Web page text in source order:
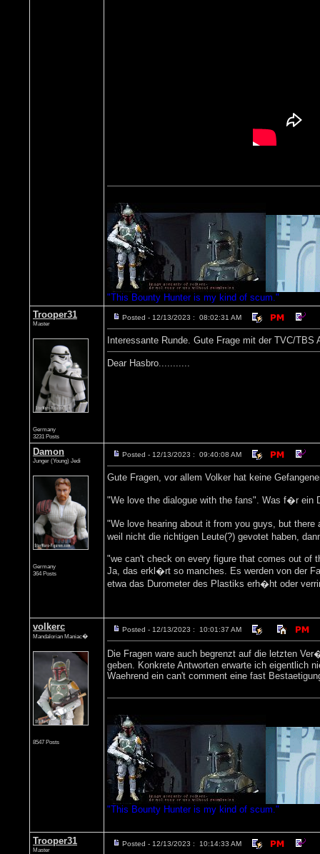
"This Bounty Hunter is my kind of scum."
Trooper31
Master
Germany
3231 Posts
Posted - 12/13/2023 : 08:02:31 AM
Interessante Runde. Gute Frage mit der TVC/
Dear Hasbro...........
Damon
Junger (Young) Jedi
Germany
364 Posts
Posted - 12/13/2023 : 09:40:08 AM
Gute Fragen, vor allem Volker hat keine
"We love the dialogue with the fans". Was f�r ein
"We love hearing about it from you guys, but
weil nicht die richtigen Leute(?) gevotet haben,
"we can't check on every figure that comes out of
Ja, das erkl�rt so manches. Es werden von der
etwa das Durometer des Plastiks erh�ht oder
volkerc
Mandalorian Maniac�
8547 Posts
Posted - 12/13/2023 : 10:01:37 AM
Die Fragen ware auch begrenzt auf die letzten
geben. Konkrete Antworten erwarte ich eigentlich
Waehrend ein can't comment eine fast
"This Bounty Hunter is my kind of scum."
Trooper31
Master
Posted - 12/13/2023 : 10:14:33 AM